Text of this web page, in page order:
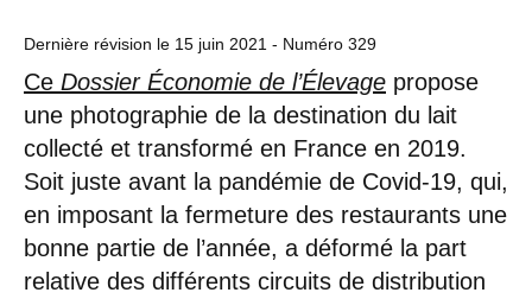
Dernière révision le 15 juin 2021 - Numéro 329
Ce Dossier Économie de l’Élevage propose
une photographie de la destination du lait
collecté et transformé en France en 2019.
Soit juste avant la pandémie de Covid-19, qui,
en imposant la fermeture des restaurants une
bonne partie de l’année, a déformé la part
relative des différents circuits de distribution